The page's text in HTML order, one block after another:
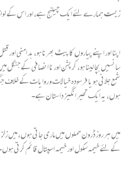
زیست ہمارے لئے ایک چیلنج ہے، اور اس کے
اپنا اور اپنے پیاروں کا پیٹ بھرنا ہو، بد امنی
سانسیں بچا لینا ہو، کرپشن اور نا انصافی کے
شمع جلانی ہو یا فرسودہ خیالات و روایات کے
ہوں، یہ ایک تحیر انگیز داستان ہے۔
میں ہر روز ڈرون حملوں میں ماری جاتی ہوں، میں
کے لئے خیمہ سکول اور خیمہ اسپتال قائم کرتی